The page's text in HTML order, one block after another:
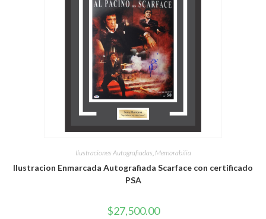
Ilustraciones Autografiadas Memorabilia
Ilustracion Enmarcada Autografiada Scarface con certificado
PSA
$27,500.00